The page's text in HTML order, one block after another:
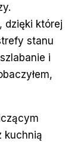
dzięki której
stanu
i
kuchnią